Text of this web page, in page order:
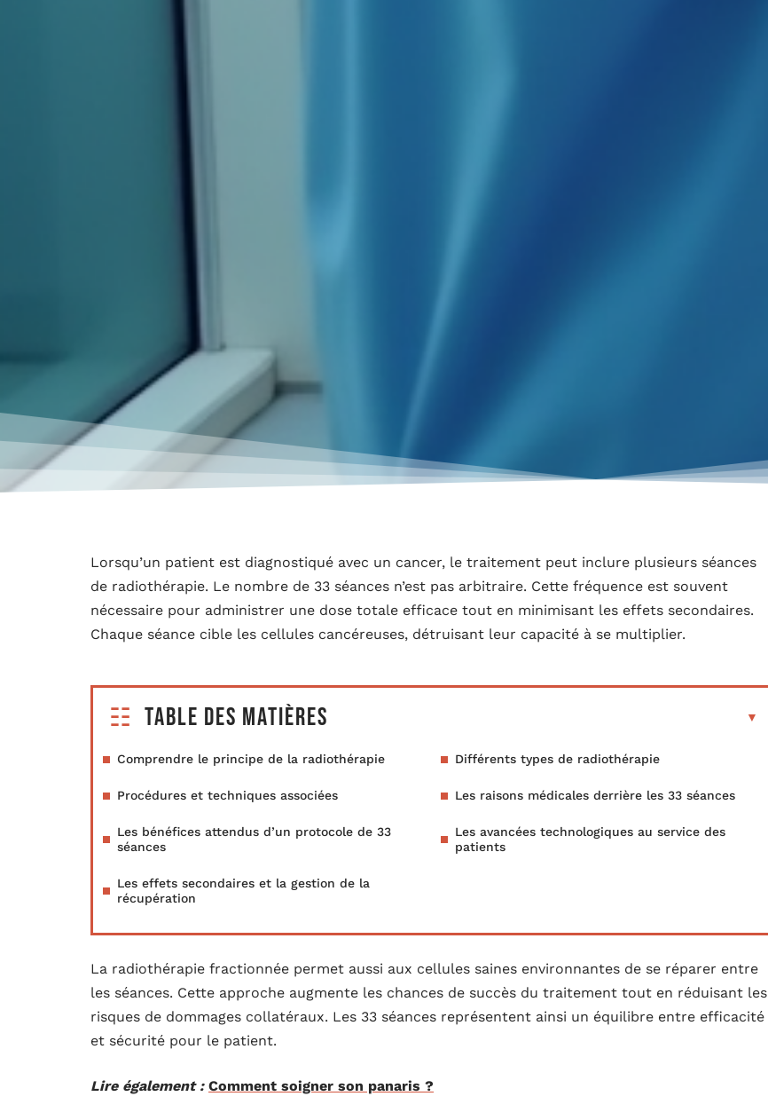
Lorsqu’un patient est diagnostiqué avec un cancer, le traitement peut inclure plusieurs séances
de radiothérapie. Le nombre de 33 séances n’est pas arbitraire. Cette fréquence est souvent
nécessaire pour administrer une dose totale efficace tout en minimisant les effets secondaires.
Chaque séance cible les cellules cancéreuses, détruisant leur capacité à se multiplier.
Table des matières
Comprendre le principe de la radiothérapie Différents types de radiothérapie
Procédures et techniques associées Les raisons médicales derrière les 33 séances
Les bénéfices attendus d’un protocole de 33
séances
Les avancées technologiques au service des
patients
Les effets secondaires et la gestion de la
récupération
La radiothérapie fractionnée permet aussi aux cellules saines environnantes de se réparer entre
les séances. Cette approche augmente les chances de succès du traitement tout en réduisant les
risques de dommages collatéraux. Les 33 séances représentent ainsi un équilibre entre efficacité
et sécurité pour le patient.
Lire également : Comment soigner son panaris ?